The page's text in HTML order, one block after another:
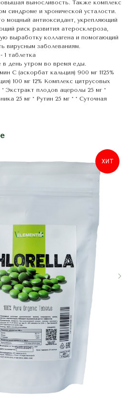
выносливость. Также комплекс
синдроме и хронической усталости.
мощный антиоксидант, укрепляющий
риск развития атеросклероза,
выработку коллагена и помогающий
вирусным заболеваниям.
1 таблетка
в день утром во время еды.
С (аскорбат кальция) 900 мг 1125%
100 мг 12% Комплекс цитрусовых
Экстракт плодов ацеролы 25 мг *
25 мг * Рутин 25 мг * * Суточная
ХИТ